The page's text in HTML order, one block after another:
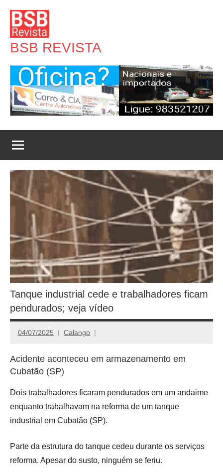
para
conteúdo
BSB REVISTA
Tanque industrial cede e trabalhadores ficam
pendurados; veja vídeo
04/07/2025 Calango
Acidente aconteceu em armazenamento em
Cubatão (SP)
Dois trabalhadores ficaram pendurados em um andaime
enquanto trabalhavam na reforma de um tanque
industrial em Cubatão (SP).
Parte da estrutura do tanque cedeu durante os serviços
reforma. Apesar do susto, ninguém se feriu.